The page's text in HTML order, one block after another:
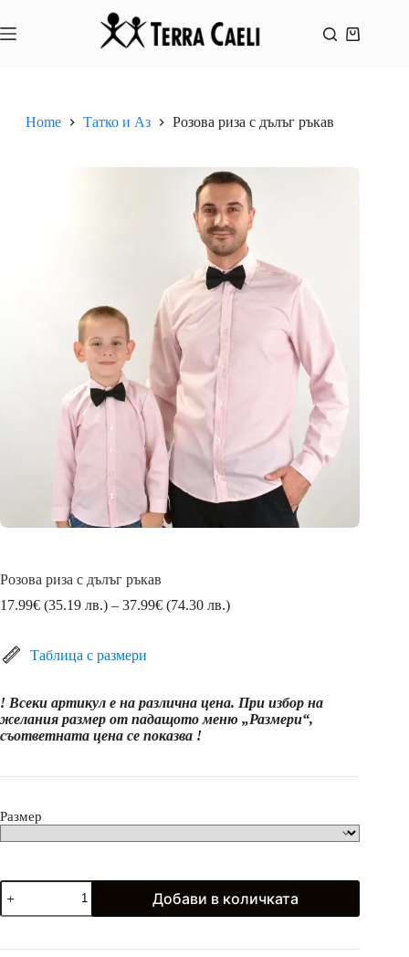
content
Shopping
Home Татко и Аз Розова риза с дълъг ръкав
Розова риза с дълъг ръкав
17.99€ (35.19 лв.) – 37.99€ (74.30 лв.)Price
37.99€
(74.30
Таблица с размери
! Всеки артикул е на различна цена. При избор на
желания размер от падащото меню „Размери“,
съответната цена се показва !
Размер
количество
за
Розова
с
Добави в количката